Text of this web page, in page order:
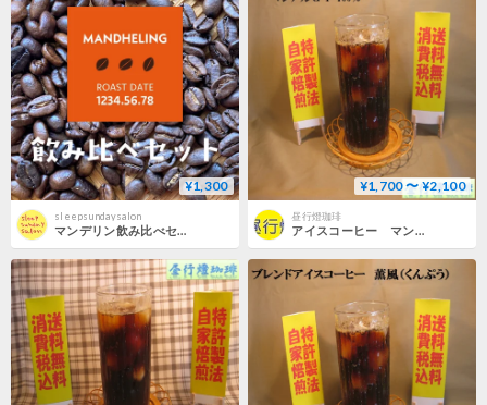
¥1,300
sleepsundaysalon
マンデリン飲み比べセット/中深煎りと深煎り
¥1,700 〜 ¥2,100
昼行燈珈琲
アイスコーヒー マンデリン 【Ｍ-１００】